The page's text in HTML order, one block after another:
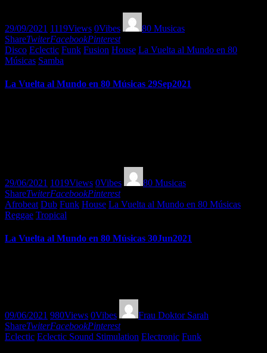
29/09/2021 1119Views 0Vibes
80 Musicas
ShareTwiterFacebookPinterest
Disco Eclectic Funk Fusion House La Vuelta al Mundo en 80
Músicas Samba
La Vuelta al Mundo en 80 Músicas 29Sep2021
29/06/2021 1019Views 0Vibes
80 Musicas
ShareTwiterFacebookPinterest
Afrobeat Dub Funk House La Vuelta al Mundo en 80 Músicas
Reggae Tropical
La Vuelta al Mundo en 80 Músicas 30Jun2021
09/06/2021 980Views 0Vibes
Frau Doktor Sarah
ShareTwiterFacebookPinterest
Eclectic Eclectic Sound Stimulation Electronic Funk